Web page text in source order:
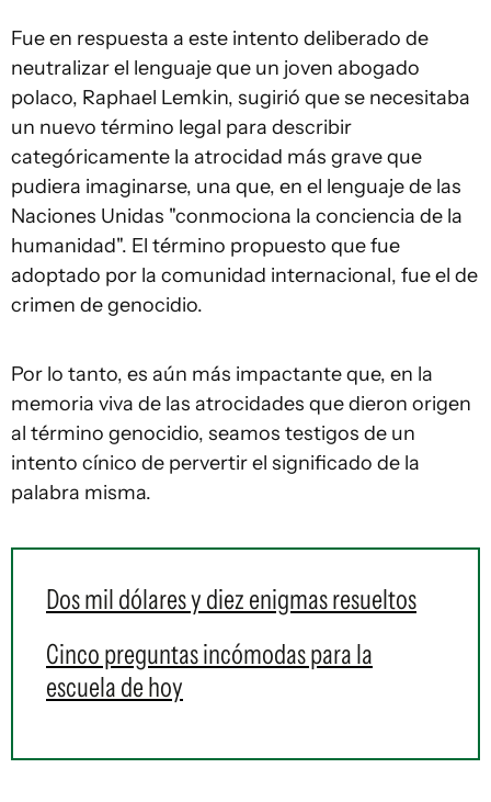
Fue en respuesta a este intento deliberado de
neutralizar el lenguaje que un joven abogado
polaco, Raphael Lemkin, sugirió que se necesitaba
un nuevo término legal para describir
categóricamente la atrocidad más grave que
pudiera imaginarse, una que, en el lenguaje de las
Naciones Unidas "conmociona la conciencia de la
humanidad". El término propuesto que fue
adoptado por la comunidad internacional, fue el de
crimen de genocidio.
Por lo tanto, es aún más impactante que, en la
memoria viva de las atrocidades que dieron origen
al término genocidio, seamos testigos de un
intento cínico de pervertir el significado de la
palabra misma.
Dos mil dólares y diez enigmas resueltos
Cinco preguntas incómodas para la
escuela de hoy